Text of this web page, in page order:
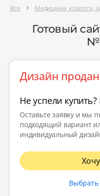
Все Медицина, красота,
Готовый
№
Дизайн продан
Не успели
Оставьте заявку и мы
подходящий вариант
индивидуальный
Выбрать